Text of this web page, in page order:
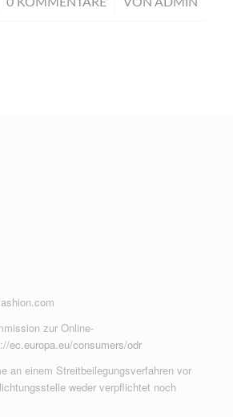
zur Online-
ec.europa.eu/consumers/odr
an einem Streitbeilegungsverfahren vor
weder verpflichtet noch